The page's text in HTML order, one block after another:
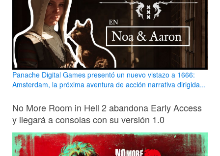
Panache Digital Games presentó un nuevo vistazo a 1666:
Amsterdam, la próxima aventura de acción narrativa dirigida...
No More Room in Hell 2 abandona Early Access
y llegará a consolas con su versión 1.0